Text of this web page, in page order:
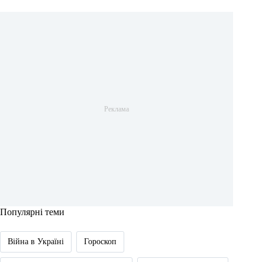
Популярні теми
Війна в Україні Гороскоп